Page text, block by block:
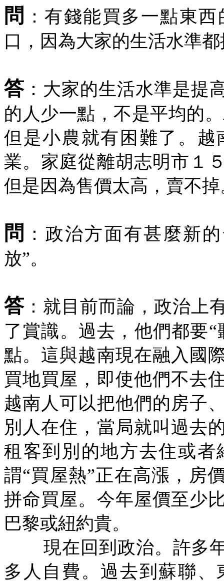
問 ：有錢能買多一點東
口，因為大家的生活水準
答：大家的生活水準是提
的人少一點，不是平均的
但是小農就有困難了。
業。家庭從離胡志明市１
但是因為售價太高，賣不掉
問 ：政治方面有甚麼新
放”。
答：就目前而論，政治上
了賞識。過去，他們都要
點。這與越南現在融入國
買地買屋，即使他們不去
越南人可以把他們的房子
別人在住，當局就叫過去
租客到別的地方去住或
謂“買屋熱”正在高漲，房
拼命買屋。今年屋價至少
巴黎或紐約貴。
現在回到政治。許多
多人自費。過去到蘇聯